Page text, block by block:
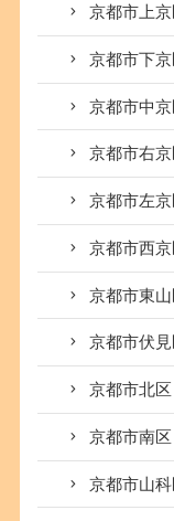
京都市上京
京都市下京
京都市中京
京都市右京
京都市左京
京都市西京
京都市東山
京都市伏見
京都市北区
京都市南区
京都市山科